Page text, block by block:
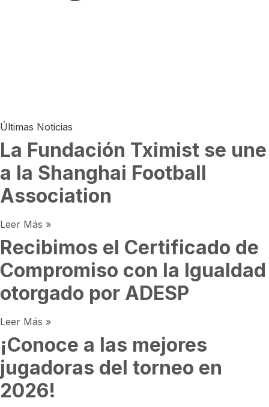
Últimas Noticias
La Fundación Tximist se une
a la Shanghai Football
Association
Leer Más »
Recibimos el Certificado de
Compromiso con la Igualdad
otorgado por ADESP
Leer Más »
¡Conoce a las mejores
jugadoras del torneo en
2026!